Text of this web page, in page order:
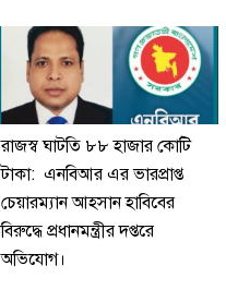
রাজস্ব ঘাটতি ৮৮ হাজার কোটি
টাকা: এনবিআর এর ভারপ্রাপ্ত
চেয়ারম্যান আহসান হাবিবের
বিরুদ্ধে প্রধানমন্ত্রীর দপ্তরে
অভিযোগ।